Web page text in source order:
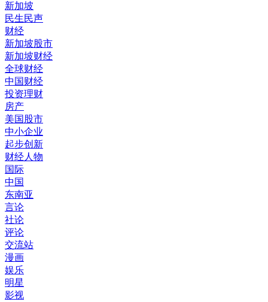
新加坡
民生民声
财经
新加坡股市
新加坡财经
全球财经
中国财经
投资理财
房产
美国股市
中小企业
起步创新
财经人物
国际
中国
东南亚
言论
社论
评论
交流站
漫画
娱乐
明星
影视